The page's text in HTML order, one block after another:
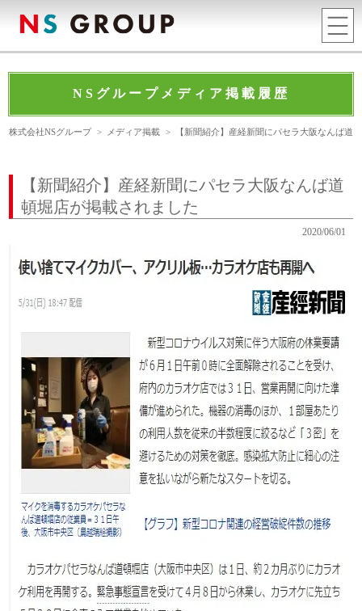
NSグループメディア掲載履歴
株式会社NSグループ > メディア掲載 > 【新聞紹介】産経新聞にパセラ大阪なんば道
【新聞紹介】産経新聞にパセラ大阪なんば道
頓堀店が掲載されました
2020/06/01